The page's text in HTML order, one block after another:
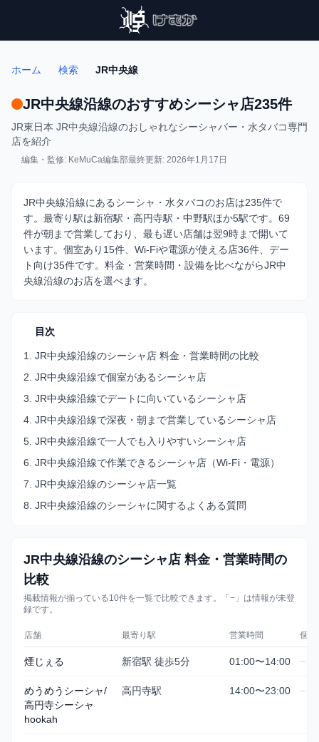
ホーム 検索 JR中央線
JR中央線沿線のおすすめシーシャ店235件
JR東日本 JR中央線沿線のおしゃれなシーシャバー・水タバコ専門
店を紹介
編集・監修: KeMuCa編集部最終更新: 2026年1月17日
JR中央線沿線にあるシーシャ・水タバコのお店は235件で
す。最寄り駅は新宿駅・高円寺駅・中野駅ほか5駅です。69
件が朝まで営業しており、最も遅い店舗は翌9時まで開いて
います。個室あり15件、Wi-Fiや電源が使える店36件、デー
ト向け35件です。料金・営業時間・設備を比べながらJR中
央線沿線のお店を選べます。
目次
1. JR中央線沿線のシーシャ店 料金・営業時間の比較
2. JR中央線沿線で個室があるシーシャ店
3. JR中央線沿線でデートに向いているシーシャ店
4. JR中央線沿線で深夜・朝まで営業しているシーシャ店
5. JR中央線沿線で一人でも入りやすいシーシャ店
6. JR中央線沿線で作業できるシーシャ店（Wi-Fi・電源）
7. JR中央線沿線のシーシャ店一覧
8. JR中央線沿線のシーシャに関するよくある質問
JR中央線沿線のシーシャ店 料金・営業時間の
比較
掲載情報が揃っている10件を一覧で比較できます。「−」は情報が未登
録です。
店舗 最寄り駅 営業時間 個室
煙じぇる 新宿駅 徒歩5分 01:00〜14:00 −
めうめうシーシャ/
高円寺シーシャ
hookah
高円寺駅 14:00〜23:00 −